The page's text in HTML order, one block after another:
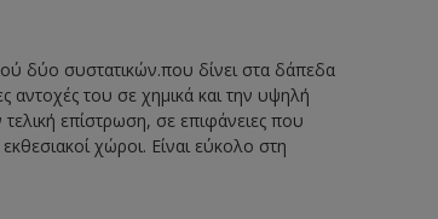
δύο συστατικών.που δίνει στα δάπεδα
αντοχές του σε χημικά και την υψηλή
επίστρωση, σε επιφάνειες που
χώροι. Είναι εύκολο στη